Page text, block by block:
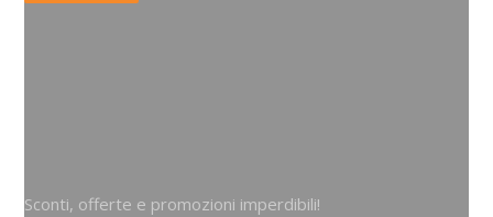
Sconti, offerte e promozioni imperdibili!